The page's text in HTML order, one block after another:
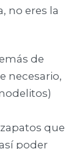
no eres la
de
necesario,
que
poder